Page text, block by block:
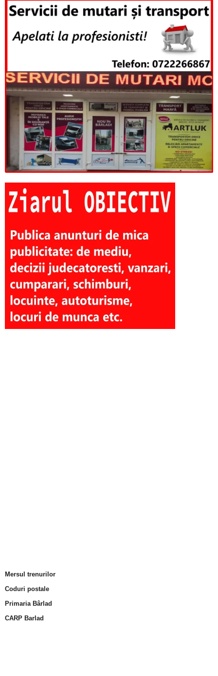
Mersul trenurilor
Coduri postale
Primaria Bârlad
CARP Barlad